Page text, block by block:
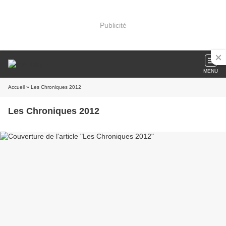
Publicité
MENU
Accueil » Les Chroniques 2012
Les Chroniques 2012